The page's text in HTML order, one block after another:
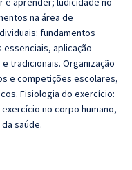
na área de
fundamentos
aplicação
tradicionais. Organização
e competições escolares,
Fisiologia do exercício:
no corpo humano,
saúde.